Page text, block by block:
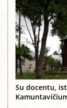
Su docentu,